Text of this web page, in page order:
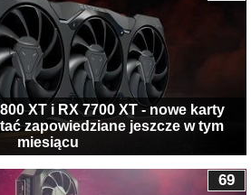
XT i RX 7700 XT - nowe karty
zapowiedziane jeszcze w tym
miesiącu
69